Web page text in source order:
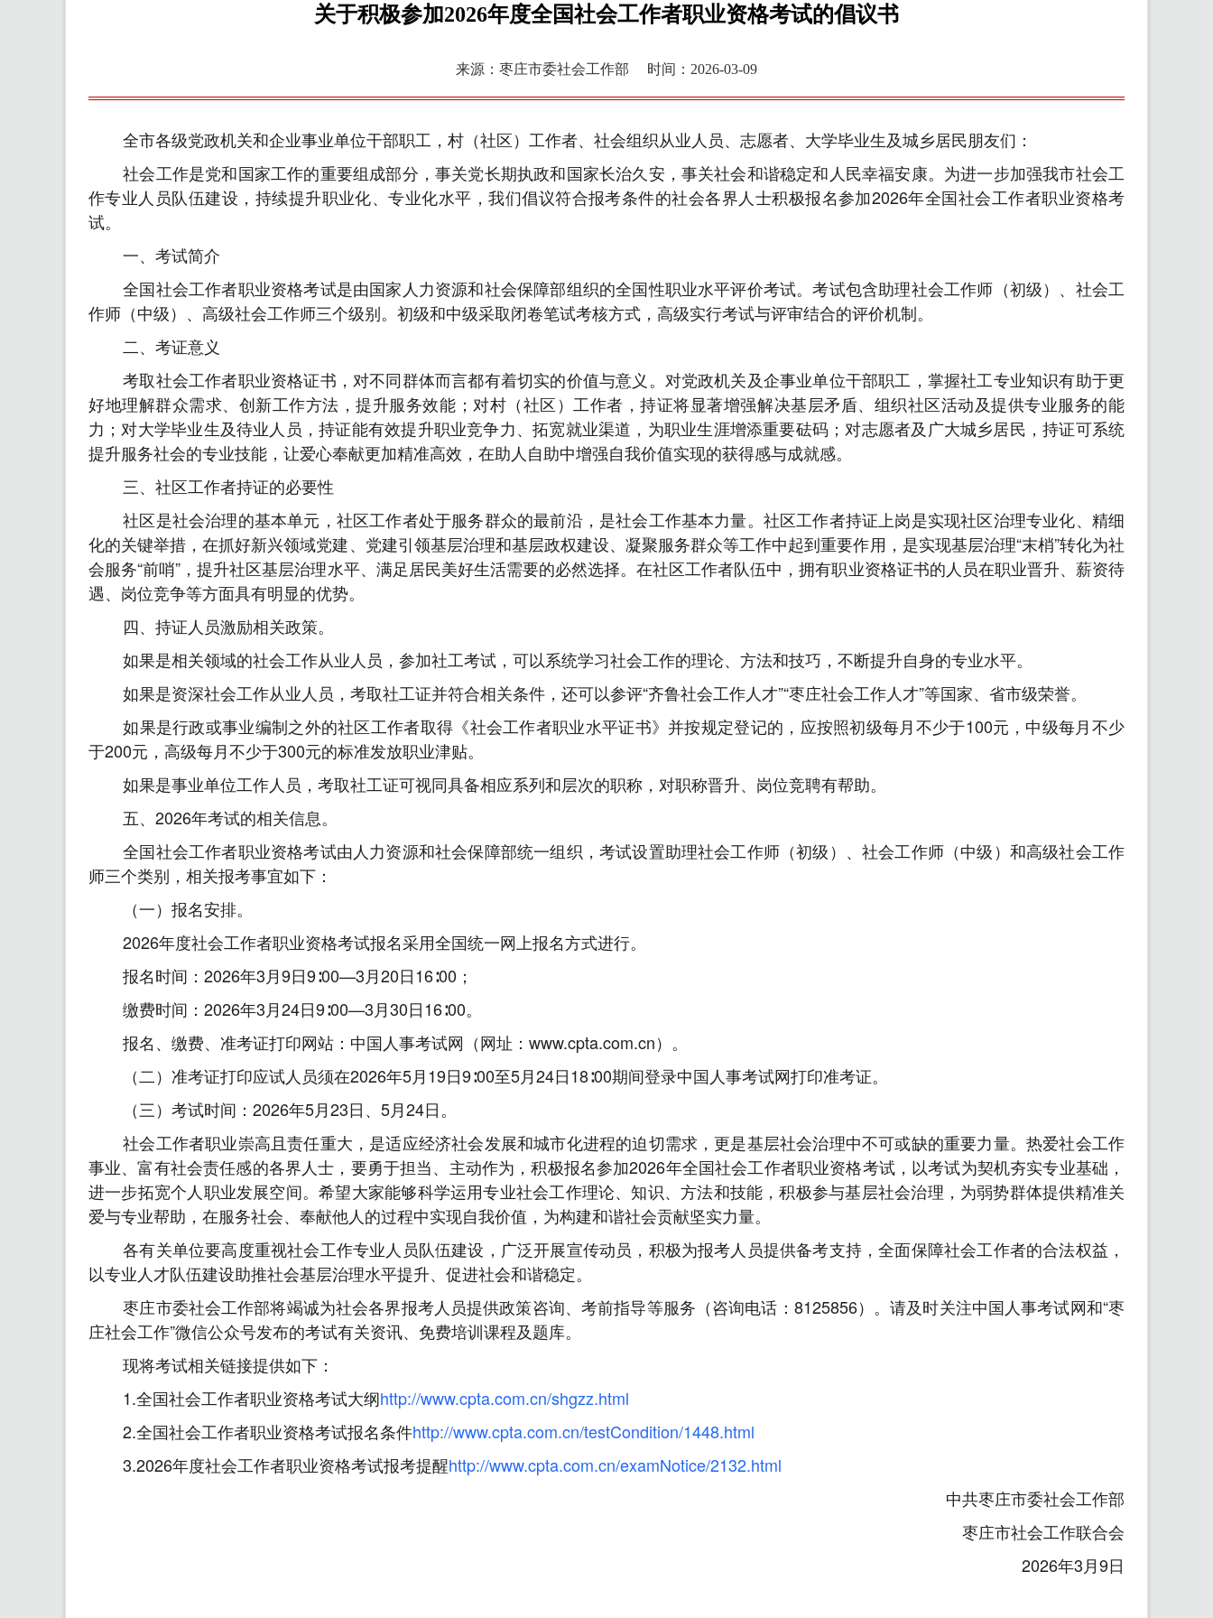
关于积极参加2026年度全国社会工作者职业资格考试的倡议书
来源：枣庄市委社会工作部 时间：2026-03-09
全市各级党政机关和企业事业单位干部职工，村（社区）工作者、社会组织从业人员、志愿者、大学毕业生及城乡居民朋友们：
社会工作是党和国家工作的重要组成部分，事关党长期执政和国家长治久安，事关社会和谐稳定和人民幸福安康。为进一步加强我市社会工
作专业人员队伍建设，持续提升职业化、专业化水平，我们倡议符合报考条件的社会各界人士积极报名参加2026年全国社会工作者职业资格考
试。
一、考试简介
全国社会工作者职业资格考试是由国家人力资源和社会保障部组织的全国性职业水平评价考试。考试包含助理社会工作师（初级）、社会工
作师（中级）、高级社会工作师三个级别。初级和中级采取闭卷笔试考核方式，高级实行考试与评审结合的评价机制。
二、考证意义
考取社会工作者职业资格证书，对不同群体而言都有着切实的价值与意义。对党政机关及企事业单位干部职工，掌握社工专业知识有助于更
好地理解群众需求、创新工作方法，提升服务效能；对村（社区）工作者，持证将显著增强解决基层矛盾、组织社区活动及提供专业服务的能
力；对大学毕业生及待业人员，持证能有效提升职业竞争力、拓宽就业渠道，为职业生涯增添重要砝码；对志愿者及广大城乡居民，持证可系统
提升服务社会的专业技能，让爱心奉献更加精准高效，在助人自助中增强自我价值实现的获得感与成就感。
三、社区工作者持证的必要性
社区是社会治理的基本单元，社区工作者处于服务群众的最前沿，是社会工作基本力量。社区工作者持证上岗是实现社区治理专业化、精细
化的关键举措，在抓好新兴领域党建、党建引领基层治理和基层政权建设、凝聚服务群众等工作中起到重要作用，是实现基层治理“末梢”转化为社
会服务“前哨”，提升社区基层治理水平、满足居民美好生活需要的必然选择。在社区工作者队伍中，拥有职业资格证书的人员在职业晋升、薪资待
遇、岗位竞争等方面具有明显的优势。
四、持证人员激励相关政策。
如果是相关领域的社会工作从业人员，参加社工考试，可以系统学习社会工作的理论、方法和技巧，不断提升自身的专业水平。
如果是资深社会工作从业人员，考取社工证并符合相关条件，还可以参评“齐鲁社会工作人才”“枣庄社会工作人才”等国家、省市级荣誉。
如果是行政或事业编制之外的社区工作者取得《社会工作者职业水平证书》并按规定登记的，应按照初级每月不少于100元，中级每月不少
于200元，高级每月不少于300元的标准发放职业津贴。
如果是事业单位工作人员，考取社工证可视同具备相应系列和层次的职称，对职称晋升、岗位竞聘有帮助。
五、2026年考试的相关信息。
全国社会工作者职业资格考试由人力资源和社会保障部统一组织，考试设置助理社会工作师（初级）、社会工作师（中级）和高级社会工作
师三个类别，相关报考事宜如下：
（一）报名安排。
2026年度社会工作者职业资格考试报名采用全国统一网上报名方式进行。
报名时间：2026年3月9日9∶00—3月20日16∶00；
缴费时间：2026年3月24日9∶00—3月30日16∶00。
报名、缴费、准考证打印网站：中国人事考试网（网址：www.cpta.com.cn）。
（二）准考证打印应试人员须在2026年5月19日9∶00至5月24日18∶00期间登录中国人事考试网打印准考证。
（三）考试时间：2026年5月23日、5月24日。
社会工作者职业崇高且责任重大，是适应经济社会发展和城市化进程的迫切需求，更是基层社会治理中不可或缺的重要力量。热爱社会工作
事业、富有社会责任感的各界人士，要勇于担当、主动作为，积极报名参加2026年全国社会工作者职业资格考试，以考试为契机夯实专业基础，
进一步拓宽个人职业发展空间。希望大家能够科学运用专业社会工作理论、知识、方法和技能，积极参与基层社会治理，为弱势群体提供精准关
爱与专业帮助，在服务社会、奉献他人的过程中实现自我价值，为构建和谐社会贡献坚实力量。
各有关单位要高度重视社会工作专业人员队伍建设，广泛开展宣传动员，积极为报考人员提供备考支持，全面保障社会工作者的合法权益，
以专业人才队伍建设助推社会基层治理水平提升、促进社会和谐稳定。
枣庄市委社会工作部将竭诚为社会各界报考人员提供政策咨询、考前指导等服务（咨询电话：8125856）。请及时关注中国人事考试网和“枣
庄社会工作”微信公众号发布的考试有关资讯、免费培训课程及题库。
现将考试相关链接提供如下：
1.全国社会工作者职业资格考试大纲http://www.cpta.com.cn/shgzz.html
2.全国社会工作者职业资格考试报名条件http://www.cpta.com.cn/testCondition/1448.html
3.2026年度社会工作者职业资格考试报考提醒http://www.cpta.com.cn/examNotice/2132.html
中共枣庄市委社会工作部
枣庄市社会工作联合会
2026年3月9日